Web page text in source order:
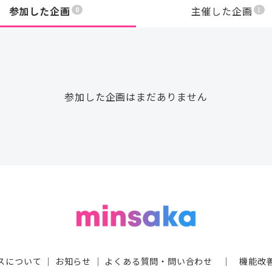
参加した企画 0 主催した企画 1
参加した企画はまだありません
について ｜ お知らせ ｜ よくある質問・問い合わせ ｜機能改